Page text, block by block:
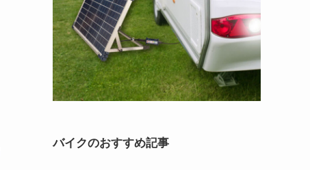
バイクのおすすめ記事